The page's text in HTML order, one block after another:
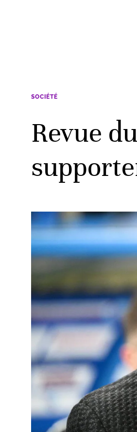
SOCIÉTÉ
Revue